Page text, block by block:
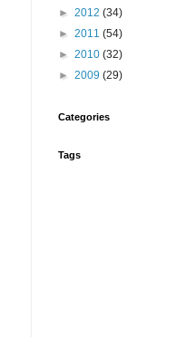
► 2012 (34)
► 2011 (54)
► 2010 (32)
► 2009 (29)
Categories
Tags